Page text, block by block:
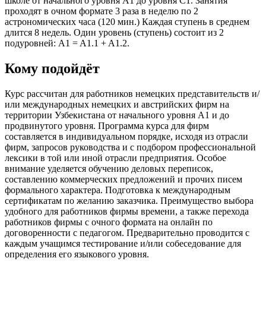
проходят в очном формате 3 раза в неделю по 2
астрономических часа (120 мин.) Каждая ступень в среднем
длится 8 недель. Один уровень (ступень) состоит из 2
подуровней: A1 = A1.1 + A1.2.
Кому подойдёт
Курс рассчитан для работников немецких представительств и/
или международных немецких и австрийских фирм на
территории Узбекистана от начального уровня А1 и до
продвинутого уровня. Программа курса для фирм
составляется в индивидуальном порядке, исходя из отрасли
фирм, запросов руководства и с подбором профессиональной
лексики в той или иной отрасли предприятия. Особое
внимание уделяется обучению деловых переписок,
составлению коммерческих предложений и прочих писем
формального характера. Подготовка к международным
сертификатам по желанию заказчика. Преимущество выбора
удобного для работников фирмы времени, а также перехода
работников фирмы с очного формата на онлайн по
договоренности с педагогом. Предварительно проводится с
каждым учащимся тестирование и/или собеседование для
определения его языкового уровня.